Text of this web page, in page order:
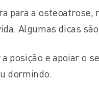
para a
Algumas dicas
a posição e apoiar o
dormindo.